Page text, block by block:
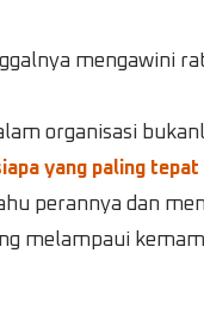
mengawini
organisasi
yang paling
perannya dan
melampaui